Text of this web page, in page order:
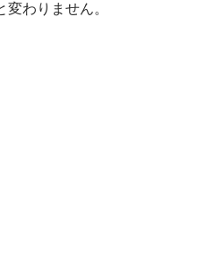
わりません。